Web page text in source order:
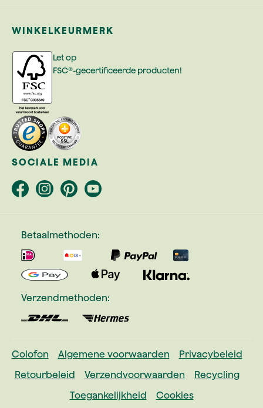
WINKELKEURMERK
Let op
FSC®-gecertificeerde producten!
SOCIALE MEDIA
Betaalmethoden:
Verzendmethoden:
Colofon Algemene voorwaarden
Privacybeleid
Retourbeleid
Verzendvoorwaarden
Recycling
Toegankelijkheid
Cookies